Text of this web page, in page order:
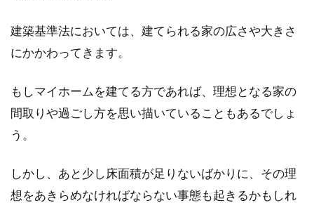
建築基準法においては、建てられる家の広さや大きさ
にかかわってきます。
もしマイホームを建てる方であれば、理想となる家の
間取りや過ごし方を思い描いていることもあるでしょ
う。
しかし、あと少し床面積が足りないばかりに、その理
想をあきらめなければならない事態も起きるかもしれ